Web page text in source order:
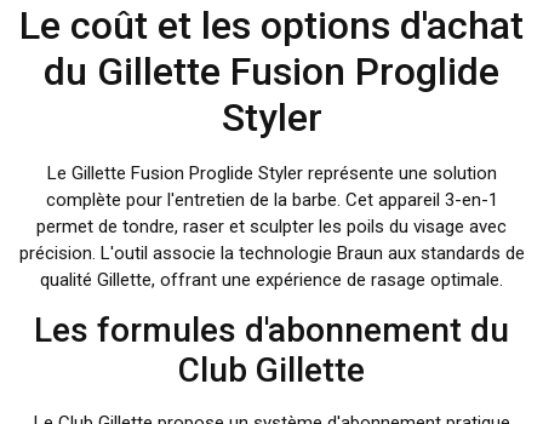
Le coût et les options d'achat
du Gillette Fusion Proglide
Styler
Le Gillette Fusion Proglide Styler représente une solution
complète pour l'entretien de la barbe. Cet appareil 3-en-1
permet de tondre, raser et sculpter les poils du visage avec
précision. L'outil associe la technologie Braun aux standards de
qualité Gillette, offrant une expérience de rasage optimale.
Les formules d'abonnement du
Club Gillette